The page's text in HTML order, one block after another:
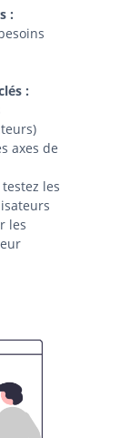
:
:
axes de
testez les
les